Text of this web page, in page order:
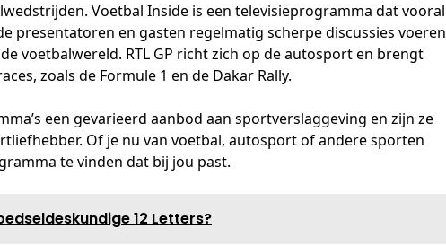
Voetbal Inside is een televisieprogramma dat vooral
presentatoren en gasten regelmatig scherpe discussies voeren
voetbalwereld. RTL GP richt zich op de autosport en brengt
zoals de Formule 1 en de Dakar Rally.
een gevarieerd aanbod aan sportverslaggeving en zijn ze
Of je nu van voetbal, autosport of andere sporten
te vinden dat bij jou past.
12 Letters?